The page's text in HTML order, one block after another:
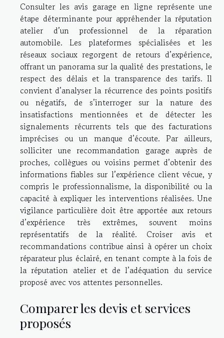
Consulter les avis garage en ligne représente une
étape déterminante pour appréhender la réputation
atelier d’un professionnel de la réparation
automobile. Les plateformes spécialisées et les
réseaux sociaux regorgent de retours d’expérience,
offrant un panorama sur la qualité des prestations, le
respect des délais et la transparence des tarifs. Il
convient d’analyser la récurrence des points positifs
ou négatifs, de s’interroger sur la nature des
insatisfactions mentionnées et de détecter les
signalements récurrents tels que des facturations
imprécises ou un manque d’écoute. Par ailleurs,
solliciter une recommandation garage auprès de
proches, collègues ou voisins permet d’obtenir des
informations fiables sur l’expérience client vécue, y
compris le professionnalisme, la disponibilité ou la
capacité à expliquer les interventions réalisées. Une
vigilance particulière doit être apportée aux retours
d’expérience très extrêmes, souvent moins
représentatifs de la réalité. Croiser avis et
recommandations contribue ainsi à opérer un choix
réparateur plus éclairé, en tenant compte à la fois de
la réputation atelier et de l’adéquation du service
proposé avec vos attentes personnelles.
Comparer les devis et services
proposés